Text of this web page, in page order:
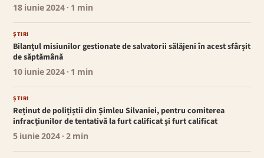
18 iunie 2024 · 1 min
ȘTIRI
Bilanțul misiunilor gestionate de salvatorii sălăjeni în acest sfârșit
de săptămână
10 iunie 2024 · 1 min
ȘTIRI
Reținut de polițiștii din Șimleu Silvaniei, pentru comiterea
infracțiunilor de tentativă la furt calificat și furt calificat
5 iunie 2024 · 2 min